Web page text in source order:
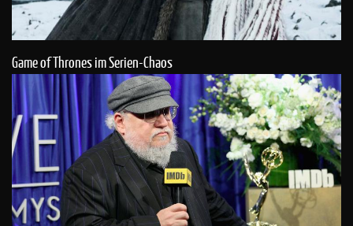
Game of Thrones im Serien-Chaos